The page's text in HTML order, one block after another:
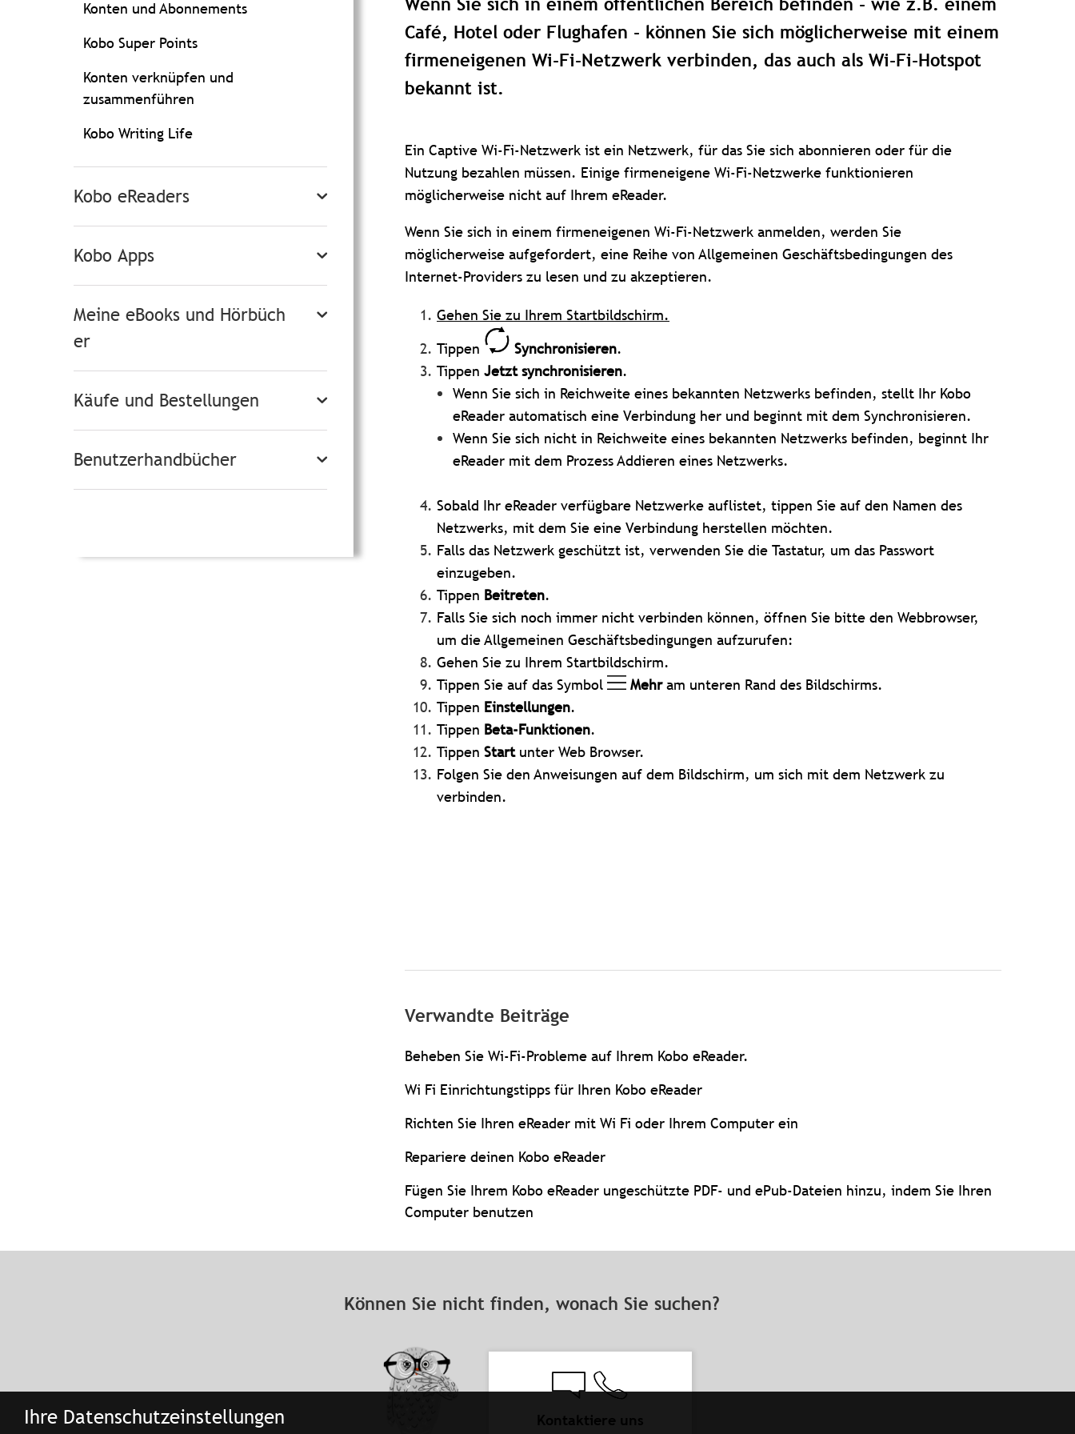
Ihre Datenschutzeinstellungen
Konten und Abonnements
Kobo Super Points
Konten verknüpfen und
zusammenführen
Kobo Writing Life
Kobo eReaders
Kobo Apps
Meine eBooks und Hörbüch
er
Käufe und Bestellungen
Benutzerhandbücher
Wenn Sie sich in einem öffentlichen Bereich befinden - wie z.B. einem
Café, Hotel oder Flughafen - können Sie sich möglicherweise mit einem
firmeneigenen Wi-Fi-Netzwerk verbinden, das auch als Wi-Fi-Hotspot
bekannt ist.
Ein Captive Wi-Fi-Netzwerk ist ein Netzwerk, für das Sie sich abonnieren oder für die
Nutzung bezahlen müssen. Einige firmeneigene Wi-Fi-Netzwerke funktionieren
möglicherweise nicht auf Ihrem eReader.
Wenn Sie sich in einem firmeneigenen Wi-Fi-Netzwerk anmelden, werden Sie
möglicherweise aufgefordert, eine Reihe von Allgemeinen Geschäftsbedingungen des
Internet-Providers zu lesen und zu akzeptieren.
Gehen Sie zu Ihrem Startbildschirm.
Tippen
Synchronisieren.
Tippen Jetzt synchronisieren.
Wenn Sie sich in Reichweite eines bekannten Netzwerks befinden, stellt Ihr Kobo
eReader automatisch eine Verbindung her und beginnt mit dem Synchronisieren.
Wenn Sie sich nicht in Reichweite eines bekannten Netzwerks befinden, beginnt Ihr
eReader mit dem Prozess Addieren eines Netzwerks.
Sobald Ihr eReader verfügbare Netzwerke auflistet, tippen Sie auf den Namen des
Netzwerks, mit dem Sie eine Verbindung herstellen möchten.
Falls das Netzwerk geschützt ist, verwenden Sie die Tastatur, um das Passwort
einzugeben.
Tippen Beitreten.
Falls Sie sich noch immer nicht verbinden können, öffnen Sie bitte den Webbrowser,
um die Allgemeinen Geschäftsbedingungen aufzurufen:
Gehen Sie zu Ihrem Startbildschirm.
Tippen Sie auf das Symbol
Mehram unteren Rand des Bildschirms.
Tippen Einstellungen.
Tippen Beta-Funktionen.
Tippen Startunter Web Browser.
Folgen Sie den Anweisungen auf dem Bildschirm, um sich mit dem Netzwerk zu
verbinden.
Verwandte Beiträge
Beheben Sie Wi-Fi-Probleme auf Ihrem Kobo eReader.
Wi Fi Einrichtungstipps für Ihren Kobo eReader
Richten Sie Ihren eReader mit Wi Fi oder Ihrem Computer ein
Repariere deinen Kobo eReader
Fügen Sie Ihrem Kobo eReader ungeschützte PDF- und ePub-Dateien hinzu, indem Sie Ihren
Computer benutzen
Können Sie nicht finden, wonach Sie suchen?
Kontaktiere uns